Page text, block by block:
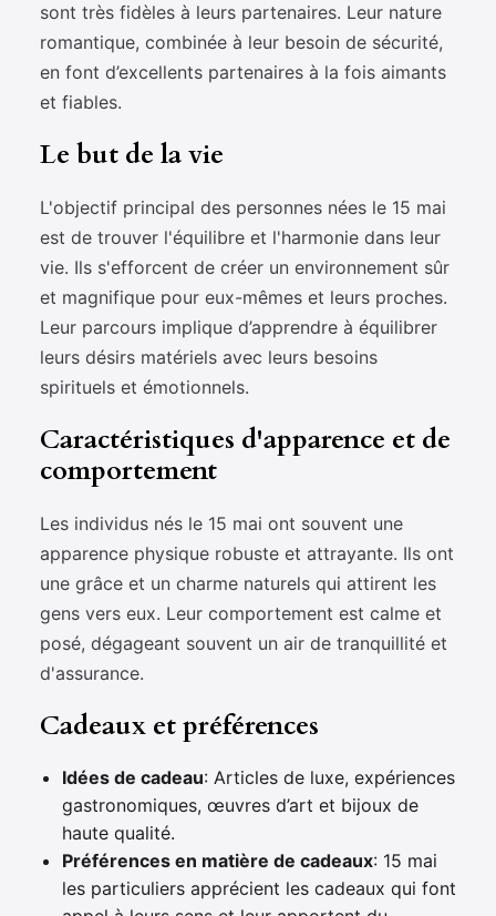
sont très fidèles à leurs partenaires. Leur nature
romantique, combinée à leur besoin de sécurité,
en font d’excellents partenaires à la fois aimants
et fiables.
Le but de la vie
L'objectif principal des personnes nées le 15 mai
est de trouver l'équilibre et l'harmonie dans leur
vie. Ils s'efforcent de créer un environnement sûr
et magnifique pour eux-mêmes et leurs proches.
Leur parcours implique d’apprendre à équilibrer
leurs désirs matériels avec leurs besoins
spirituels et émotionnels.
Caractéristiques d'apparence et de
comportement
Les individus nés le 15 mai ont souvent une
apparence physique robuste et attrayante. Ils ont
une grâce et un charme naturels qui attirent les
gens vers eux. Leur comportement est calme et
posé, dégageant souvent un air de tranquillité et
d'assurance.
Cadeaux et préférences
Idées de cadeau: Articles de luxe, expériences
gastronomiques, œuvres d’art et bijoux de
haute qualité.
Préférences en matière de cadeaux: 15 mai
les particuliers apprécient les cadeaux qui font